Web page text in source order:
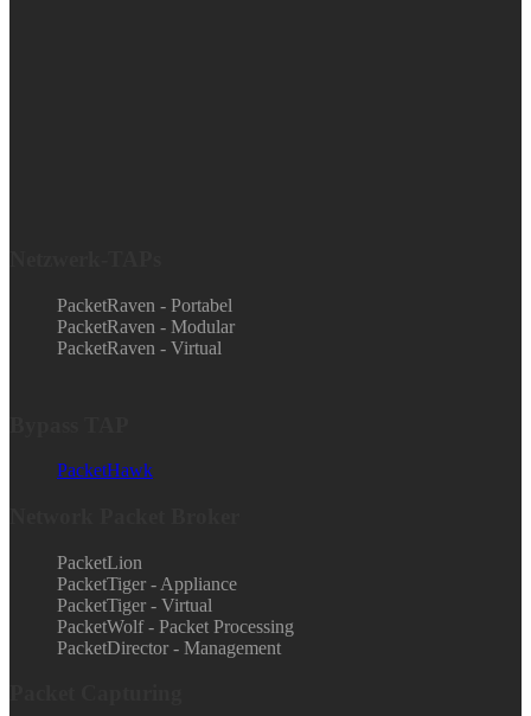
PacketRaven - Portabel
PacketRaven - Modular
PacketRaven - Virtual
PacketHawk
PacketLion
PacketTiger - Appliance
PacketTiger - Virtual
PacketWolf - Packet Processing
PacketDirector - Management